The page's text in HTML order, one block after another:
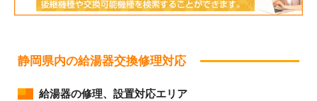
静岡県内の給湯器交換修理対応
給湯器の修理、設置対応エリア